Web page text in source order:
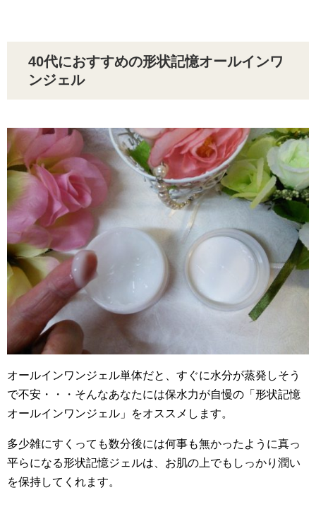
40代におすすめの形状記憶オールインワ
ンジェル
オールインワンジェル単体だと、すぐに水分が蒸発しそう
で不安・・・そんなあなたには保水力が自慢の「形状記憶
オールインワンジェル」をオススメします。
多少雑にすくっても数分後には何事も無かったように真っ
平らになる形状記憶ジェルは、お肌の上でもしっかり潤い
を保持してくれます。